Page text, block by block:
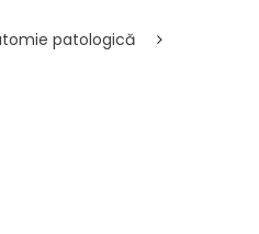
patologică